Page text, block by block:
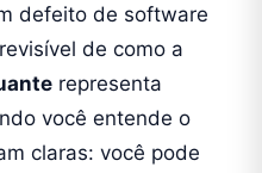
defeito de software
de como a
representa
você entende o
claras: você pode